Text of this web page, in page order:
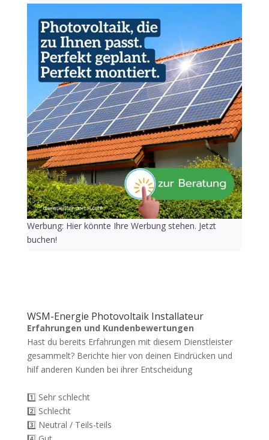
Werbung: Hier könnte Ihre Werbung stehen. Jetzt
buchen!
WSM-Energie Photovoltaik Installateur
Erfahrungen und Kundenbewertungen
Hast du bereits Erfahrungen mit diesem Dienstleister
gesammelt? Berichte hier von deinen Eindrücken und
hilf anderen Kunden bei ihrer Entscheidung
1️⃣ Sehr schlecht
2️⃣ Schlecht
3️⃣ Neutral / Teils-teils